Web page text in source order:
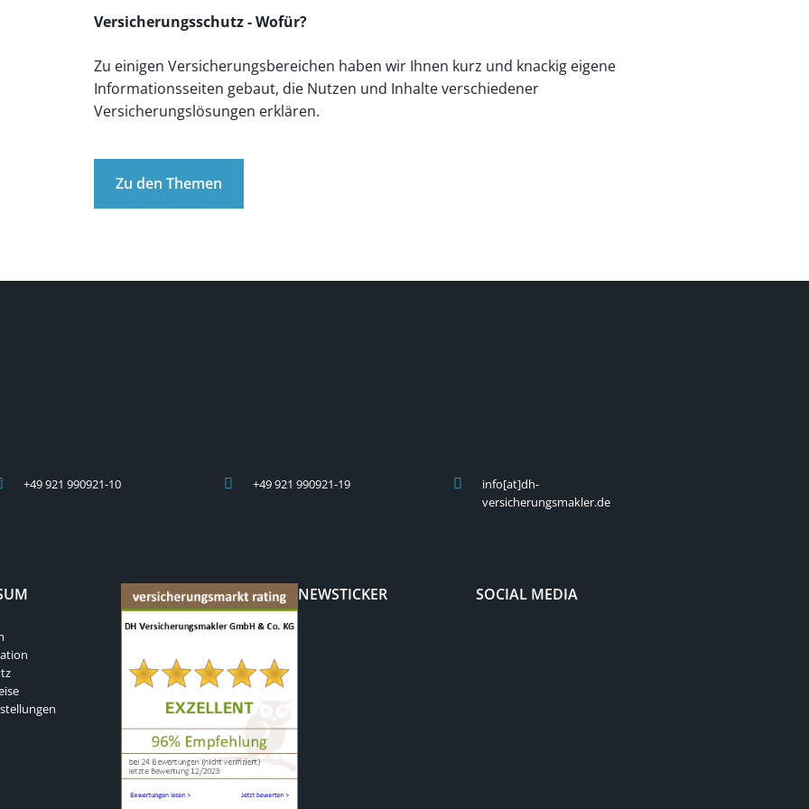
Versicherungsschutz - Wofür?
Zu einigen Versicherungsbereichen haben wir Ihnen kurz und knackig eigene
Informationsseiten gebaut, die Nutzen und Inhalte verschiedener
Versicherungslösungen erklären.
Zu den Themen
+49 921 990921-10 +49 921 990921-19
info[at]dh-
versicherungsmakler.de
NEWSTICKER SOCIAL MEDIA